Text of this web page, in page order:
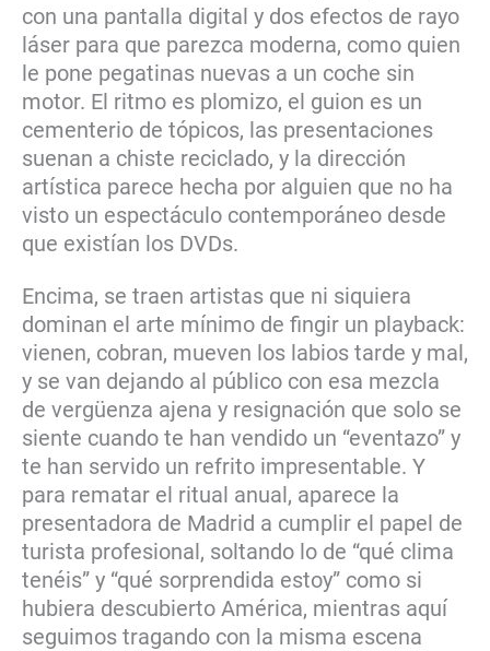
con una pantalla digital y dos efectos de rayo
láser para que parezca moderna, como quien
le pone pegatinas nuevas a un coche sin
motor. El ritmo es plomizo, el guion es un
cementerio de tópicos, las presentaciones
suenan a chiste reciclado, y la dirección
artística parece hecha por alguien que no ha
visto un espectáculo contemporáneo desde
que existían los DVDs.
Encima, se traen artistas que ni siquiera
dominan el arte mínimo de fingir un playback:
vienen, cobran, mueven los labios tarde y mal,
y se van dejando al público con esa mezcla
de vergüenza ajena y resignación que solo se
siente cuando te han vendido un “eventazo” y
te han servido un refrito impresentable. Y
para rematar el ritual anual, aparece la
presentadora de Madrid a cumplir el papel de
turista profesional, soltando lo de “qué clima
tenéis” y “qué sorprendida estoy” como si
hubiera descubierto América, mientras aquí
seguimos tragando con la misma escena